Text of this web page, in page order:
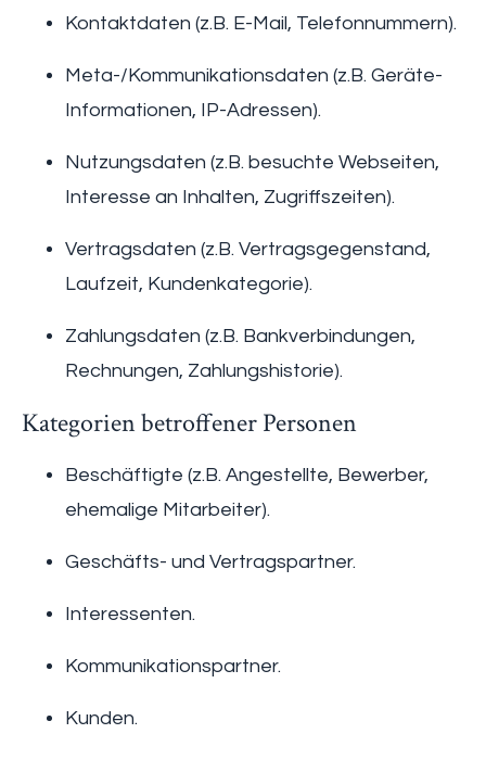
Kontaktdaten (z.B. E-Mail, Telefonnummern).
Meta-/Kommunikationsdaten (z.B. Geräte-
Informationen, IP-Adressen).
Nutzungsdaten (z.B. besuchte Webseiten,
Interesse an Inhalten, Zugriffszeiten).
Vertragsdaten (z.B. Vertragsgegenstand,
Laufzeit, Kundenkategorie).
Zahlungsdaten (z.B. Bankverbindungen,
Rechnungen, Zahlungshistorie).
Kategorien betroffener Personen
Beschäftigte (z.B. Angestellte, Bewerber,
ehemalige Mitarbeiter).
Geschäfts- und Vertragspartner.
Interessenten.
Kommunikationspartner.
Kunden.